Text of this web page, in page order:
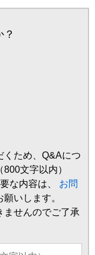
くため、Q&Aにつ
文字以内）
な内容は、 お問
いします。
ませんのでご了承